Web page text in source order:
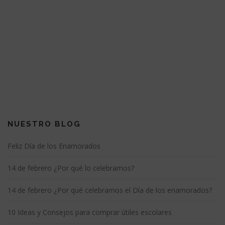
NUESTRO BLOG
Feliz Día de los Enamorados
14 de febrero ¿Por qué lo celebramos?
14 de febrero ¿Por qué celebramos el Día de los enamorados?
10 Ideas y Consejos para comprar útiles escolares